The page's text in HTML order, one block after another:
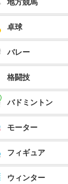
地方競馬
卓球
バレー
格闘技
バドミントン
モーター
フィギュア
ウィンター